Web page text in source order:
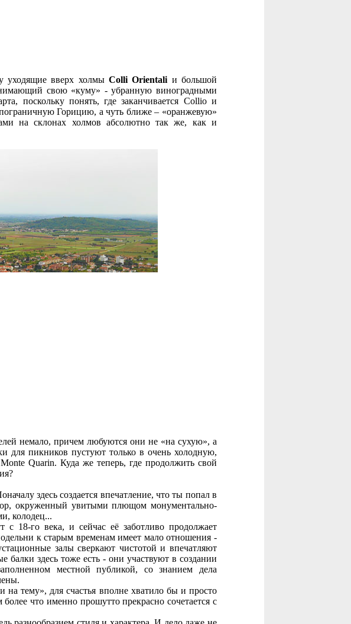
уходящие вверх холмыColli Orientali и большой
свою «куму» - убранную виноградными
поскольку понять, где заканчивается Collio и
пограничную Горицию, а чуть ближе – «оранжевую»
на склонах холмов абсолютно так же, как и
немало, причем любуются они не «на сухую», а
для пикников пустуют только в очень холодную,
Quarin. Куда же теперь, где продолжить свой
здесь создается впечатление, что ты попал в
окруженный увитыми плющом монументально-
колодец...
с 18-го века, и сейчас её заботливо продолжает
к старым временам имеет мало отношения -
залы сверкают чистотой и впечатляют
здесь тоже есть - они участвуют в создании
местной публикой, со знанием дела
тему», для счастья вполне хватило бы и просто
что именно прошутто прекрасно сочетается с